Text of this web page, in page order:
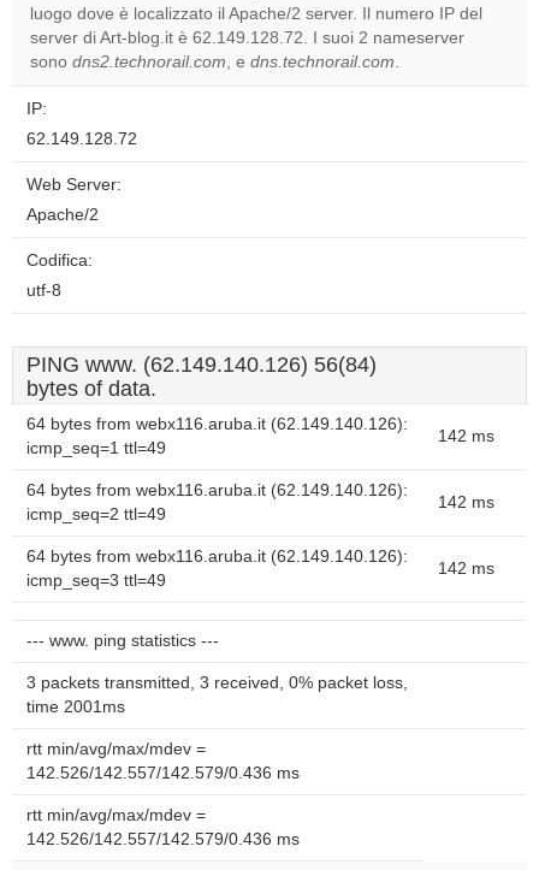
Do you
own this
website?
OK
luogo dove è localizzato il Apache/2 server. Il numero IP del
server di Art-blog.it è 62.149.128.72. I suoi 2 nameserver
sono dns2.technorail.com, e dns.technorail.com.
IP:
62.149.128.72
Web Server:
Apache/2
Codifica:
utf-8
PING www. (62.149.140.126) 56(84)
bytes of data.
64 bytes from webx116.aruba.it (62.149.140.126):
icmp_seq=1 ttl=49
142 ms
64 bytes from webx116.aruba.it (62.149.140.126):
icmp_seq=2 ttl=49
142 ms
64 bytes from webx116.aruba.it (62.149.140.126):
icmp_seq=3 ttl=49
142 ms
--- www. ping statistics ---
3 packets transmitted, 3 received, 0% packet loss,
time 2001ms
rtt min/avg/max/mdev =
142.526/142.557/142.579/0.436 ms
rtt min/avg/max/mdev =
142.526/142.557/142.579/0.436 ms